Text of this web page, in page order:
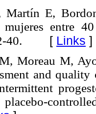
Martín E,
mujeres entre
40. [ Links ]
Moreau M,
and